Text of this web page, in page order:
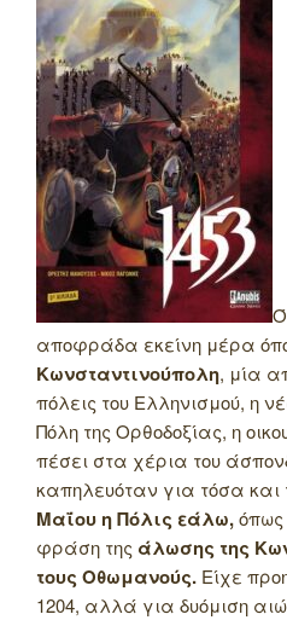
αποφράδα εκείνη μέρα
Κωνσταντινούπολη, μία
πόλεις του Ελληνισμού, η
Πόλη της Ορθοδοξίας, η
πέσει στα χέρια του
καπηλευόταν για τόσα και
Μαΐου η Πόλις εάλω,όπως
φράση της άλωσης της
τους Οθωμανούς. Είχε
1204, αλλά για δυόμιση